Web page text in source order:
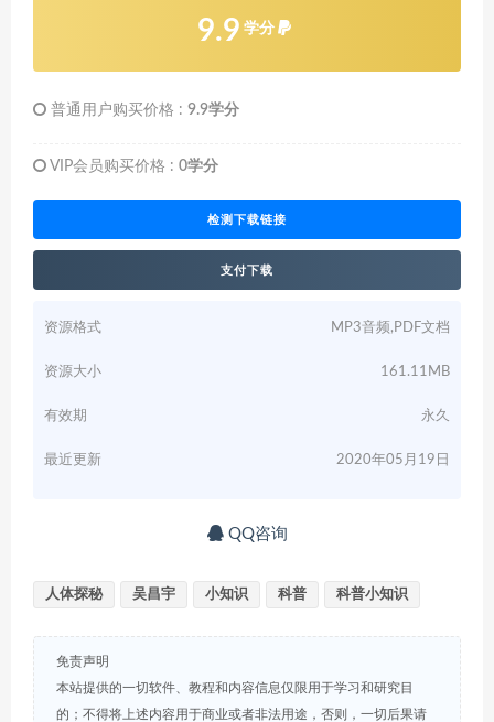
9.9 学分
普通用户购买价格 : 9.9学分
VIP会员购买价格 : 0学分
检测下载链接
支付下载
资源格式 MP3音频,PDF文档
资源大小 161.11MB
有效期 永久
最近更新 2020年05月19日
QQ咨询
人体探秘 吴昌宇 小知识 科普 科普小知识
免责声明
本站提供的一切软件、教程和内容信息仅限用于学习和研究目
的；不得将上述内容用于商业或者非法用途，否则，一切后果请